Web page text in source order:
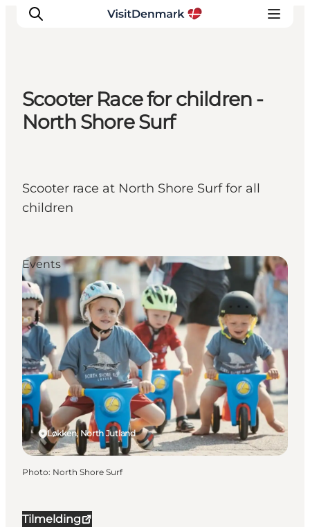
Inspirations
Planifiez votre voyage
Scooter Race for children -
North Shore Surf
Scooter race at North Shore Surf for all
children
Tilmelding
Løkken, North Jutland
Events
Photo: North Shore Surf